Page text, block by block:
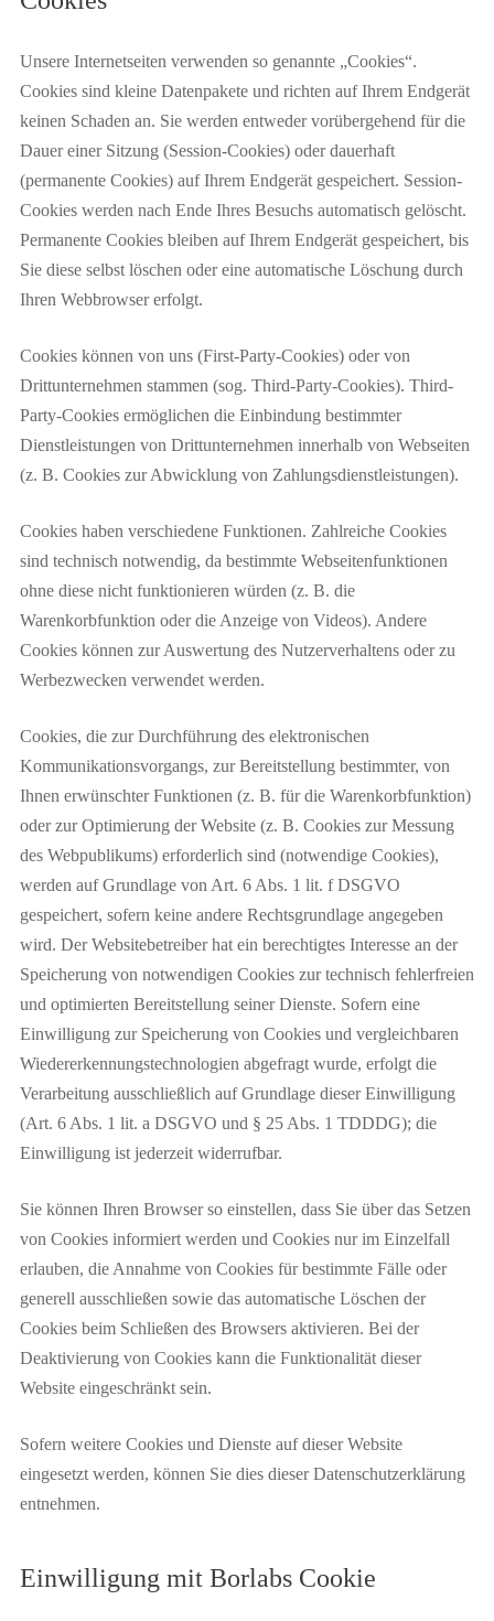
Unsere Internetseiten verwenden so genannte „Cookies“.
Cookies sind kleine Datenpakete und richten auf Ihrem Endgerät
keinen Schaden an. Sie werden entweder vorübergehend für die
Dauer einer Sitzung (Session-Cookies) oder dauerhaft
(permanente Cookies) auf Ihrem Endgerät gespeichert. Session-
Cookies werden nach Ende Ihres Besuchs automatisch gelöscht.
Permanente Cookies bleiben auf Ihrem Endgerät gespeichert, bis
Sie diese selbst löschen oder eine automatische Löschung durch
Ihren Webbrowser erfolgt.
Cookies können von uns (First-Party-Cookies) oder von
Drittunternehmen stammen (sog. Third-Party-Cookies). Third-
Party-Cookies ermöglichen die Einbindung bestimmter
Dienstleistungen von Drittunternehmen innerhalb von Webseiten
(z. B. Cookies zur Abwicklung von Zahlungsdienstleistungen).
Cookies haben verschiedene Funktionen. Zahlreiche Cookies
sind technisch notwendig, da bestimmte Webseitenfunktionen
ohne diese nicht funktionieren würden (z. B. die
Warenkorbfunktion oder die Anzeige von Videos). Andere
Cookies können zur Auswertung des Nutzerverhaltens oder zu
Werbezwecken verwendet werden.
Cookies, die zur Durchführung des elektronischen
Kommunikationsvorgangs, zur Bereitstellung bestimmter, von
Ihnen erwünschter Funktionen (z. B. für die Warenkorbfunktion)
oder zur Optimierung der Website (z. B. Cookies zur Messung
des Webpublikums) erforderlich sind (notwendige Cookies),
werden auf Grundlage von Art. 6 Abs. 1 lit. f DSGVO
gespeichert, sofern keine andere Rechtsgrundlage angegeben
wird. Der Websitebetreiber hat ein berechtigtes Interesse an der
Speicherung von notwendigen Cookies zur technisch fehlerfreien
und optimierten Bereitstellung seiner Dienste. Sofern eine
Einwilligung zur Speicherung von Cookies und vergleichbaren
Wiedererkennungstechnologien abgefragt wurde, erfolgt die
Verarbeitung ausschließlich auf Grundlage dieser Einwilligung
(Art. 6 Abs. 1 lit. a DSGVO und § 25 Abs. 1 TDDDG); die
Einwilligung ist jederzeit widerrufbar.
Sie können Ihren Browser so einstellen, dass Sie über das Setzen
von Cookies informiert werden und Cookies nur im Einzelfall
erlauben, die Annahme von Cookies für bestimmte Fälle oder
generell ausschließen sowie das automatische Löschen der
Cookies beim Schließen des Browsers aktivieren. Bei der
Deaktivierung von Cookies kann die Funktionalität dieser
Website eingeschränkt sein.
Sofern weitere Cookies und Dienste auf dieser Website
eingesetzt werden, können Sie dies dieser Datenschutzerklärung
entnehmen.
Einwilligung mit Borlabs Cookie